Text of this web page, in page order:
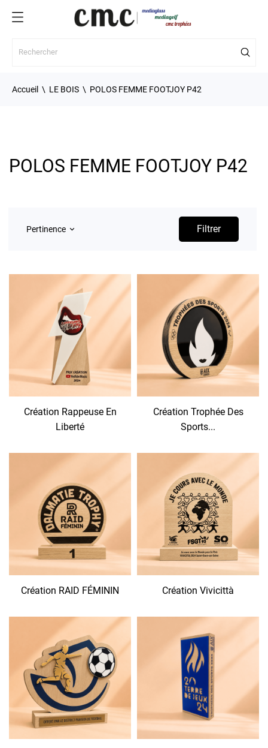
Accueil LE BOIS POLOS FEMME FOOTJOY P42
POLOS FEMME FOOTJOY P42
Pertinence keyboard_arrow_down Filtrer
Création Rappeuse En
Liberté
Création Trophée Des
Sports...
Création RAID FÉMININ Création Vivicittà